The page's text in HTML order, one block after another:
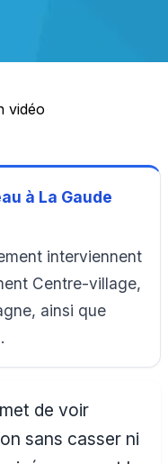
vidéo
à La Gaude
interviennent
Centre-village,
ainsi que
de voir
sans casser ni